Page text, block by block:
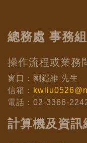
總務處 事務組
操作流程或業務
窗口：劉鎧維 先生
信箱：
電話：02-3366-
計算機及資訊